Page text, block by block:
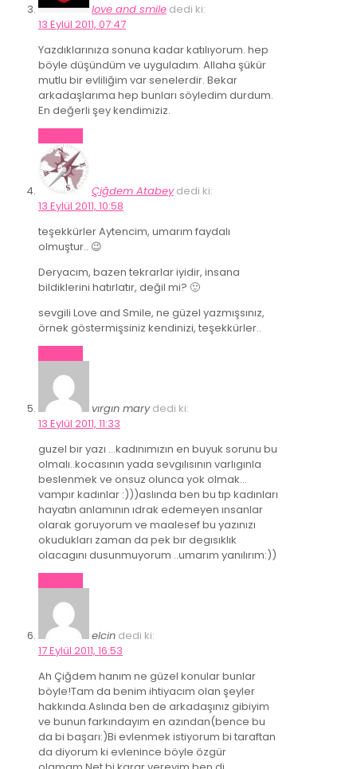
love and smile dedi ki:
13 Eylül 2011, 07:47
Yazdıklarınıza sonuna kadar katılıyorum. hep
böyle düşündüm ve uyguladım. Allaha şükür
mutlu bir evliliğim var senelerdir. Bekar
arkadaşlarıma hep bunları söyledim durdum.
En değerli şey kendimiziz.
Çiğdem Atabey dedi ki:
13 Eylül 2011, 10:58
teşekkürler Aytencim, umarım faydalı
olmuştur.. 😉
Deryacım, bazen tekrarlar iyidir, insana
bildiklerini hatırlatır, değil mi? 🙂
sevgili Love and Smile, ne güzel yazmışsınız,
örnek göstermişsiniz kendinizi, teşekkürler..
vırgın mary dedi ki:
13 Eylül 2011, 11:33
guzel bır yazı …kadınımızın en buyuk sorunu bu
olmalı..kocasının yada sevgılısının varlıgınla
beslenmek ve onsuz olunca yok olmak…
vampır kadınlar :)))aslında ben bu tıp kadınları
hayatın anlamının ıdrak edemeyen ınsanlar
olarak goruyorum ve maalesef bu yazınızı
okudukları zaman da pek bır degısıklık
olacagını dusunmuyorum ..umarım yanılırım:))
elcin dedi ki:
17 Eylül 2011, 16:53
Ah Çiğdem hanım ne güzel konular bunlar
böyle!Tam da benim ihtiyacım olan şeyler
hakkında.Aslında ben de arkadaşınız gibiyim
ve bunun farkındayım en azından(bence bu
da bi başarı:)Bi evlenmek istiyorum bi taraftan
da diyorum ki evlenince böyle özgür